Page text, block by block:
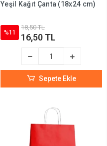
Yeşil Kağıt Çanta (18x24 cm)
%11
18,50 TL
16,50 TL
Sepete Ekle